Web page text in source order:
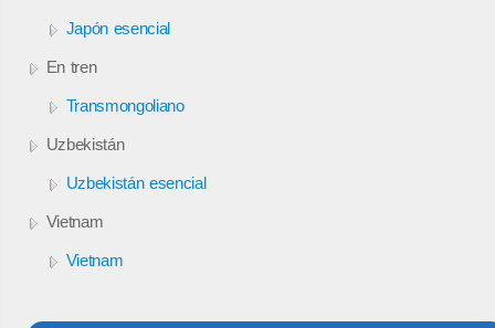
Japón esencial
En tren
Transmongoliano
Uzbekistán
Uzbekistán esencial
Vietnam
Vietnam